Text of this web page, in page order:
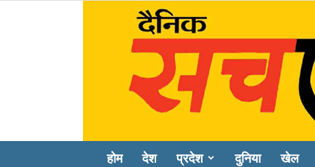
होम देश प्रदेश दुनिया खेल